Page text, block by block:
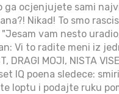
ga ocjenjujete sami
Nikad! To smo
vam nesto
Vi to radite meni iz
DRAGI MOJI, NISTA
IQ poena sledece:
loptu i podajte ruku